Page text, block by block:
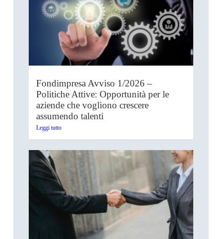
Fondimpresa Avviso 1/2026 –
Politiche Attive: Opportunità per le
aziende che vogliono crescere
assumendo talenti
Leggi tutto